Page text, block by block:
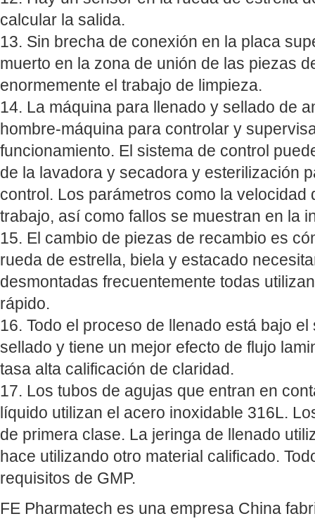
calcular la salida.
13. Sin brecha de conexión en la placa
muerto en la zona de unión de las piezas
enormemente el trabajo de limpieza.
14. La máquina para llenado y sellado de
hombre-máquina para controlar y
funcionamiento. El sistema de control
de la lavadora y secadora y esterilización
control. Los parámetros como la velocidad
trabajo, así como fallos se muestran en la
15. El cambio de piezas de recambio es
rueda de estrella, biela y estacado
desmontadas frecuentemente todas
rápido.
16. Todo el proceso de llenado está bajo
sellado y tiene un mejor efecto de flujo
tasa alta calificación de claridad.
17. Los tubos de agujas que entran en
líquido utilizan el acero inoxidable 316L.
de primera clase. La jeringa de llenado
hace utilizando otro material calificado.
requisitos de GMP.
FE Pharmatech es una empresa China